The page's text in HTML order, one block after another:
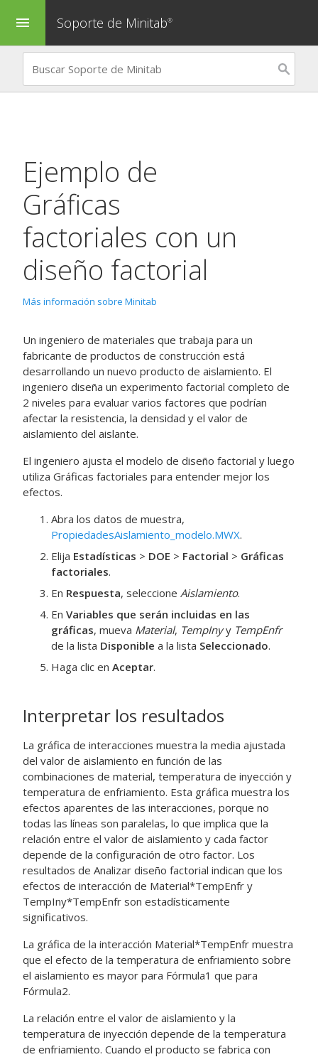
menu Soporte de Minitab®
Ejemplo de
Gráficas
factoriales con un
diseño factorial
Más información sobre Minitab
Un ingeniero de materiales que trabaja para un
fabricante de productos de construcción está
desarrollando un nuevo producto de aislamiento. El
ingeniero diseña un experimento factorial completo de
2 niveles para evaluar varios factores que podrían
afectar la resistencia, la densidad y el valor de
aislamiento del aislante.
El ingeniero ajusta el modelo de diseño factorial y luego
utiliza Gráficas factoriales para entender mejor los
efectos.
Abra los datos de muestra,
PropiedadesAislamiento_modelo.MWX.
Elija Estadísticas > DOE > Factorial > Gráficas
factoriales.
En Respuesta, seleccione Aislamiento.
En Variables que serán incluidas en las
gráficas, mueva Material, TempInyy TempEnfr
de la lista Disponible a la lista Seleccionado.
Haga clic en Aceptar.
Interpretar los resultados
La gráfica de interacciones muestra la media ajustada
del valor de aislamiento en función de las
combinaciones de material, temperatura de inyección y
temperatura de enfriamiento. Esta gráfica muestra los
efectos aparentes de las interacciones, porque no
todas las líneas son paralelas, lo que implica que la
relación entre el valor de aislamiento y cada factor
depende de la configuración de otro factor. Los
resultados de Analizar diseño factorial indican que los
efectos de interacción de Material*TempEnfr y
TempIny*TempEnfr son estadísticamente
significativos.
La gráfica de la interacción Material*TempEnfr muestra
que el efecto de la temperatura de enfriamiento sobre
el aislamiento es mayor para Fórmula1 que para
Fórmula2.
La relación entre el valor de aislamiento y la
temperatura de inyección depende de la temperatura
de enfriamiento. Cuando el producto se fabrica con